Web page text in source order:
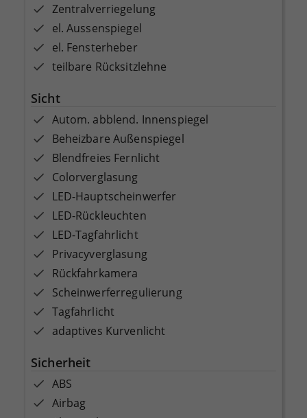
Zentralverriegelung
el. Aussenspiegel
el. Fensterheber
teilbare Rücksitzlehne
Sicht
Autom. abblend. Innenspiegel
Beheizbare Außenspiegel
Blendfreies Fernlicht
Colorverglasung
LED-Hauptscheinwerfer
LED-Rückleuchten
LED-Tagfahrlicht
Privacyverglasung
Rückfahrkamera
Scheinwerferregulierung
Tagfahrlicht
adaptives Kurvenlicht
Sicherheit
ABS
Airbag